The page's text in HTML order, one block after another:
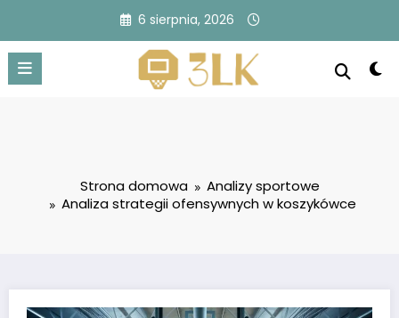
treści
6 sierpnia, 2026
Strona domowa
Analizy sportowe
Analiza strategii ofensywnych w koszykówce